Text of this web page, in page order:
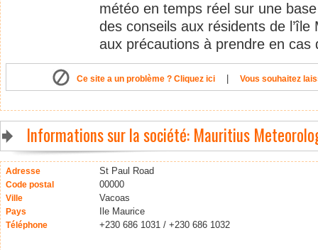
météo en temps réel sur une
des conseils aux résidents de
aux précautions à prendre en cas
Ce site a un problème ? Cliquez ici Vous souhaitez
Informations sur la société: Mauritius
Adresse St Paul Road
Code postal 00000
Ville Vacoas
Pays Ile Maurice
Téléphone +230 686 1031 / +230 686 1032